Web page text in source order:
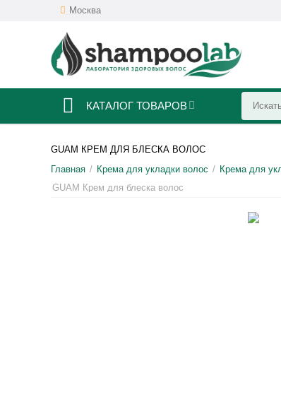
Москва
КАТАЛОГ ТОВАРОВ
GUAM КРЕМ ДЛЯ БЛЕСКА ВОЛОС
Главная / Крема для укладки волос / Крема для
GUAM Крем для блеска волос